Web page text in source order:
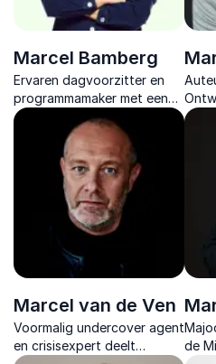
Marcel Bamberg
Ervaren dagvoorzitter en
programmamaker met een
scherpe interviewstijl, brede
kennis van politiek en media
en een talent voor satire.
Marcel van de Ven
Voormalig undercover agent
en crisisexpert deelt
de